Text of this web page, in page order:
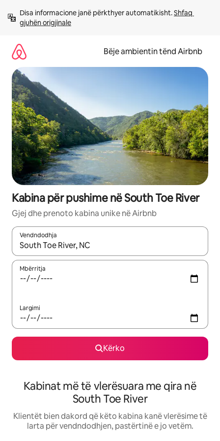
përmbajtja
Disa informacione janë përkthyer automatikisht. Shfaq
gjuhën origjinale
Bëje ambientin tënd Airbnb
Kabina për pushime në South Toe River
Gjej dhe prenoto kabina unike në Airbnb
Vendndodhja
Kur rezultatet të jenë të disponueshme, lëviz me butonat e
Mbërritja
Largimi
Kërko
Kabinat më të vlerësuara me qira në
South Toe River
Klientët bien dakord që këto kabina kanë vlerësime të
larta për vendndodhjen, pastërtinë e jo vetëm.